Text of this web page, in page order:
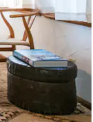
вниз або жести дотику та